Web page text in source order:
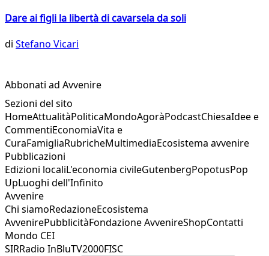
Dare ai figli la libertà di cavarsela da soli
di Stefano Vicari
Abbonati ad Avvenire
Sezioni del sito
HomeAttualitàPoliticaMondoAgoràPodcastChiesaIdee e
CommentiEconomiaVita e
CuraFamigliaRubricheMultimediaEcosistema avvenire
Pubblicazioni
Edizioni localiL'economia civileGutenbergPopotusPop
UpLuoghi dell'Infinito
Avvenire
Chi siamoRedazioneEcosistema
AvvenirePubblicitàFondazione AvvenireShopContatti
Mondo CEI
SIRRadio InBluTV2000FISC